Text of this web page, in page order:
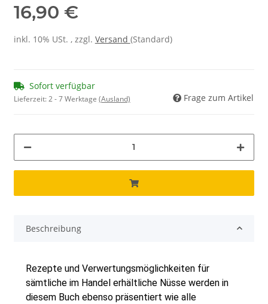
16,90 €
inkl. 10% USt. , zzgl. Versand (Standard)
Sofort verfügbar
Lieferzeit:2 - 7 Werktage (Ausland) Frage zum Artikel
Beschreibung
Rezepte und Verwertungsmöglichkeiten für
sämtliche im Handel erhältliche Nüsse werden in
diesem Buch ebenso präsentiert wie alle